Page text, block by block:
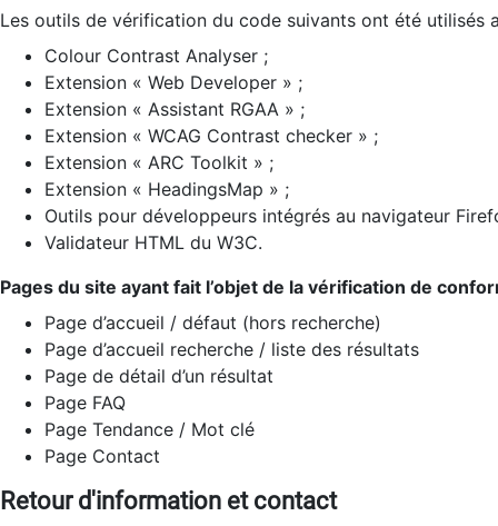
Les outils de vérification du code suivants ont été utilisés
Colour Contrast Analyser ;
Extension « Web Developer » ;
Extension « Assistant RGAA » ;
Extension « WCAG Contrast checker » ;
Extension « ARC Toolkit » ;
Extension « HeadingsMap » ;
Outils pour développeurs intégrés au navigateur
Validateur HTML du W3C.
Pages du site ayant fait l’objet de la vérification de
Page d’accueil / défaut (hors recherche)
Page d’accueil recherche / liste des résultats
Page de détail d’un résultat
Page FAQ
Page Tendance / Mot clé
Page Contact
Retour d'information et contact